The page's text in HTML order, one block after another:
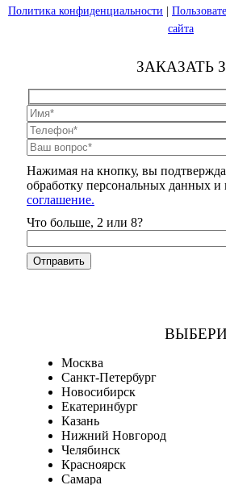
Политика конфиденциальности
сайта
ЗАКАЗАТЬ
Нажимая на кнопку, вы
обработку персональных данных и
соглашение.
Что больше, 2 или 8?
Москва
Санкт-Петербург
Новосибирск
Екатеринбург
Казань
Нижний Новгород
Челябинск
Красноярск
Самара